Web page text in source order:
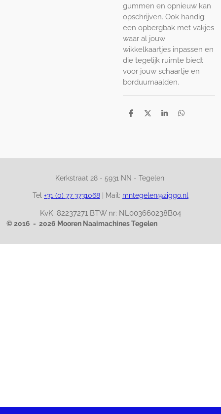
gummen en opnieuw kan
opschrijven. Ook handig:
een opbergbak met vakjes
waar al jouw
wikkelkaartjes inpassen en
die tegelijk ruimte biedt
voor jouw schaartje en
borduurnaalden.
D
D
S
D
Kerkstraat 28 - 5931 NN - Tegelen
Tel +31 (0) 77 3731068 Mail: mntegelen@ziggo.nl
KvK: 82237271 BTW nr: NL003660238B04
© 2016 - 2026 Mooren Naaimachines Tegelen